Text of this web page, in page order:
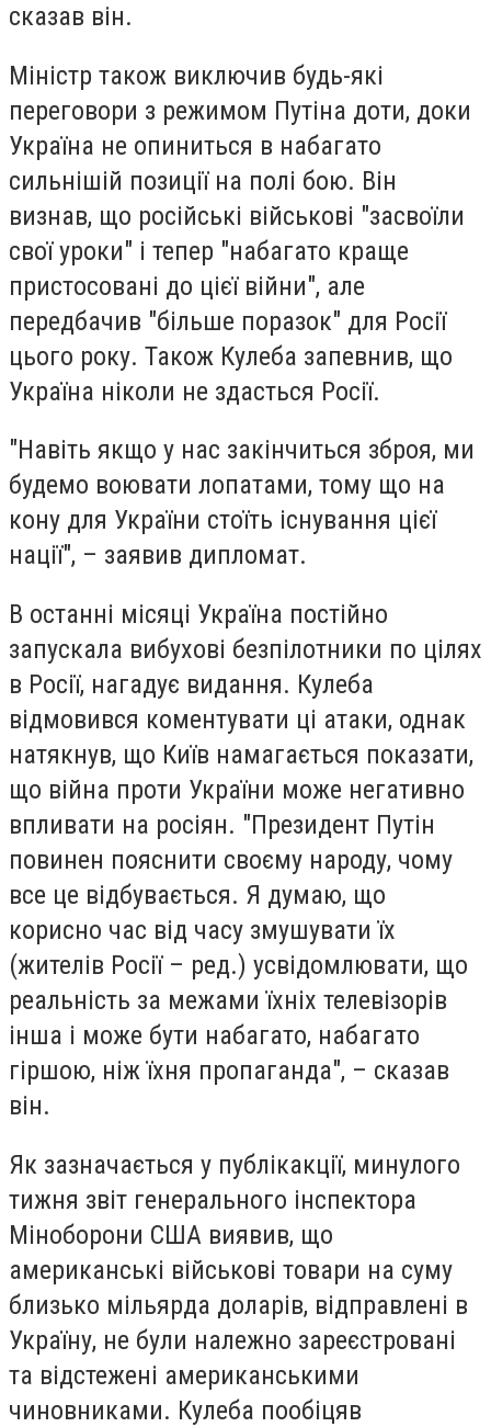
сказав він.
Міністр також виключив будь-які
переговори з режимом Путіна доти, доки
Україна не опиниться в набагато
сильнішій позиції на полі бою. Він
визнав, що російські військові "засвоїли
свої уроки" і тепер "набагато краще
пристосовані до цієї війни", але
передбачив "більше поразок" для Росії
цього року. Також Кулеба запевнив, що
Україна ніколи не здасться Росії.
"Навіть якщо у нас закінчиться зброя, ми
будемо воювати лопатами, тому що на
кону для України стоїть існування цієї
нації", – заявив дипломат.
В останні місяці Україна постійно
запускала вибухові безпілотники по цілях
в Росії, нагадує видання. Кулеба
відмовився коментувати ці атаки, однак
натякнув, що Київ намагається показати,
що війна проти України може негативно
впливати на росіян. "Президент Путін
повинен пояснити своєму народу, чому
все це відбувається. Я думаю, що
корисно час від часу змушувати їх
(жителів Росії – ред.) усвідомлювати, що
реальність за межами їхніх телевізорів
інша і може бути набагато, набагато
гіршою, ніж їхня пропаганда", – сказав
він.
Як зазначається у публікакції, минулого
тижня звіт генерального інспектора
Міноборони США виявив, що
американські військові товари на суму
близько мільярда доларів, відправлені в
Україну, не були належно зареєстровані
та відстежені американськими
чиновниками. Кулеба пообіцяв